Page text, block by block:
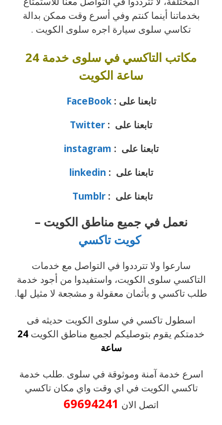
بخدماتنا أينما كنتم وفي أسرع وقت ممكن بدالة
تكاسي سلوى سيارة اجره سلوى الكويت .
مكاتب التاكسي في سلوى خدمة 24
ساعة الكويت
تابعنا على :FaceBook
تابعنا على : Twitter
تابعنا على : instagram
تابعنا على : linkedin
تابعنا على :Tumblr
نعمل في جميع مناطق الكويت –
كويت تاكسي
سارعوا ولا تترددوا في التواصل مع خدمات
التاكسي سلوى الكويت، واستفيدوا من أجود خدمة
طلب تاكسي و بأثمان معقولة و مشجعة لا مثيل لها.
اسطول تاكسي في سلوى الكويت حديثه فى
خدمتكم يقوم بتوصليكم لجميع مناطق الكويت 24
ساعة
اسرع خدمة آمنة وموثوقة في سلوى .طلب خدمة
تاكسي الكويت في اي وقت واي مكان تاكسي
اتصل الان 69694241